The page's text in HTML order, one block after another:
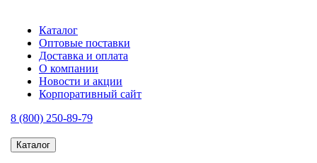
Каталог
Оптовые поставки
Доставка и оплата
О компании
Новости и акции
Корпоративный сайт
8 (800) 250-89-79
Каталог